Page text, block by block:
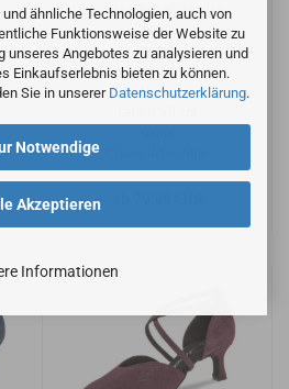
ähnliche Technologien, auch von
Funktionsweise der Website zu
unseres Angebotes zu analysieren und
Einkaufserlebnis bieten zu können.
Sie in unserer Datenschutzerklärung.
Akzeptieren
Notwendige
Informationen
bronze Brokat/ bronze
Synth.
Weite
normal
Absatz